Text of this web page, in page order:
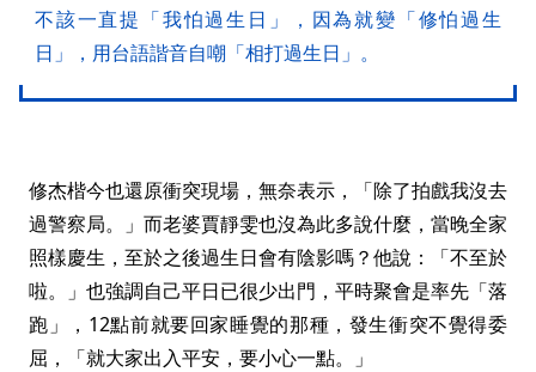
不該一直提「我怕過生日」，因為就變「修怕過生
日」，用台語諧音自嘲「相打過生日」。
修杰楷今也還原衝突現場，無奈表示，「除了拍戲我沒去
過警察局。」而老婆賈靜雯也沒為此多說什麼，當晚全家
照樣慶生，至於之後過生日會有陰影嗎？他說：「不至於
啦。」也強調自己平日已很少出門，平時聚會是率先「落
跑」，12點前就要回家睡覺的那種，發生衝突不覺得委
屈，「就大家出入平安，要小心一點。」